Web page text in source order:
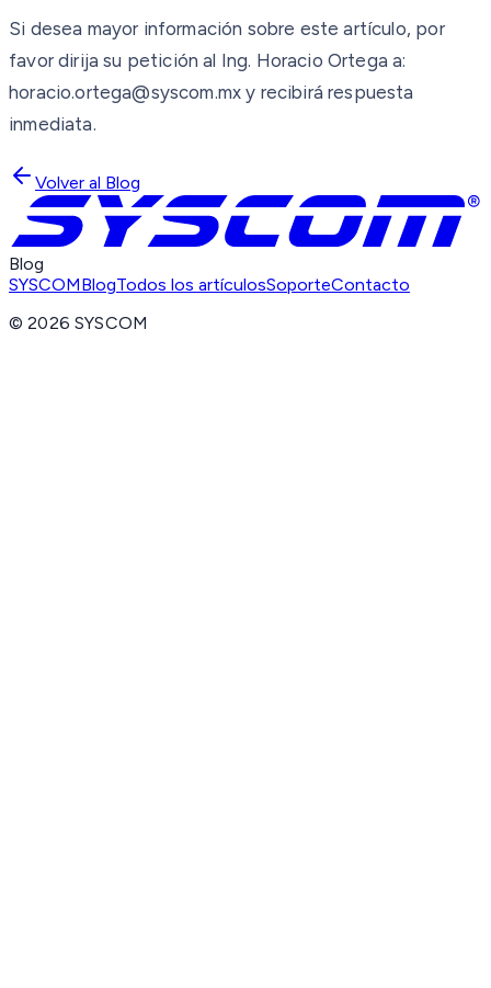
Si desea mayor información sobre este artículo, por
favor dirija su petición al Ing. Horacio Ortega a:
horacio.ortega@syscom.mx y recibirá respuesta
inmediata.
Volver al Blog
Blog
SYSCOMBlogTodos los artículosSoporteContacto
©2026 SYSCOM